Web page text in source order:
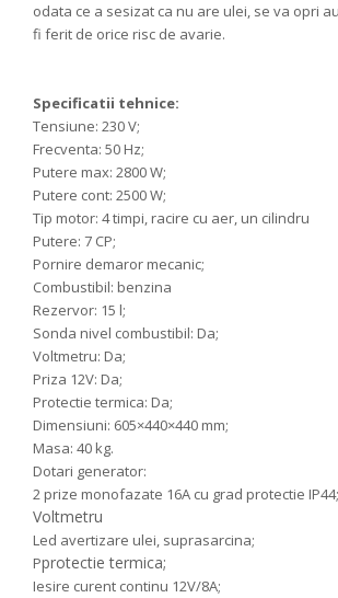
odata ce a sesizat ca nu are ulei, se va opri
fi ferit de orice risc de avarie.
Specificatii tehnice:
Tensiune: 230 V;
Frecventa: 50 Hz;
Putere max: 2800 W;
Putere cont: 2500 W;
Tip motor: 4 timpi, racire cu aer, un cilindru
Putere: 7 CP;
Pornire demaror mecanic;
Combustibil: benzina
Rezervor: 15 l;
Sonda nivel combustibil: Da;
Voltmetru: Da;
Priza 12V: Da;
Protectie termica: Da;
Dimensiuni: 605×440×440 mm;
Masa: 40 kg.
Dotari generator:
2 prize monofazate 16A cu grad protectie IP44;
Voltmetru
Led avertizare ulei, suprasarcina;
Pprotectie termica;
Iesire curent continu 12V/8A;